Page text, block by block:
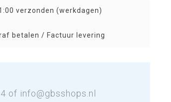
verzonden (werkdagen)
betalen / Factuur levering
of info@gbsshops.nl